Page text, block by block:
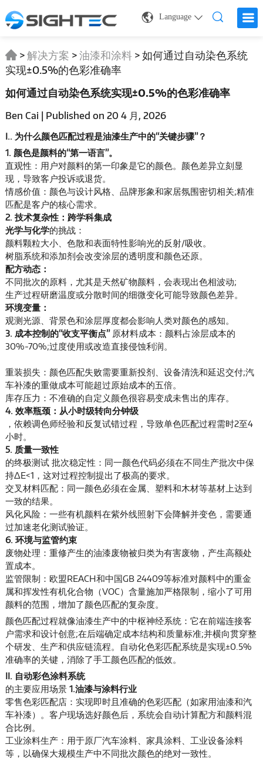
Language
>解决方案 >油漆和涂料>如何通过自动染色系统
实现±0.5%的色彩准确率
如何通过自动染色系统实现±0.5%的色彩准确率
Ben Cai | Published on 20 4 月, 2026
I.. 为什么颜色匹配过程是油漆生产中的“关键步骤”？
1. 颜色是颜料的“第一语言”。
直观性：用户对颜料的第一印象是它的颜色。颜色差异立刻显
现，导致客户投诉或退货。
情感价值：颜色与设计风格、品牌形象和家居氛围密切相关;精准
匹配是客户的核心需求。
2. 技术复杂性：跨学科集成
光学与化学的挑战：
颜料颗粒大小、色散和表面特性影响光的反射/吸收。
树脂系统和添加剂会改变涂层的透明度和颜色还原。
配方动态：
不同批次的原料，尤其是天然矿物颜料，会表现出色相波动;
生产过程研磨温度或分散时间的细微变化可能导致颜色差异。
环境变量：
观测光源、背景色和涂层厚度都会影响人类对颜色的感知。
3. 成本控制的“收支平衡点” 原材料成本：颜料占涂层成本的
30%-70%;过度使用或改造直接侵蚀利润。
重装损失：颜色匹配失败需要重新投剂、设备清洗和延迟交付;汽
车补漆的重做成本可能超过原始成本的五倍。
库存压力：不准确的自定义颜色很容易变成未售出的库存。
4. 效率瓶颈：从小时级转向分钟级
，依赖调色师经验和反复试错过程，导致单色匹配过程需时2至4
小时。
5. 质量一致性
的终极测试 批次稳定性：同一颜色代码必须在不同生产批次中保
持ΔE<1，这对过程控制提出了极高的要求。
交叉材料匹配：同一颜色必须在金属、塑料和木材等基材上达到
一致的结果。
风化风险：一些有机颜料在紫外线照射下会降解并变色，需要通
过加速老化测试验证。
6. 环境与监管约束
废物处理：重修产生的油漆废物被归类为有害废物，产生高额处
置成本。
监管限制：欧盟REACH和中国GB 24409等标准对颜料中的重金
属和挥发性有机化合物（VOC）含量施加严格限制，缩小了可用
颜料的范围，增加了颜色匹配的复杂度。
颜色匹配过程就像油漆生产中的中枢神经系统：它在前端连接客
户需求和设计创意;在后端确定成本结构和质量标准;并横向贯穿整
个研发、生产和供应链流程。自动化色彩匹配系统是实现±0.5%
准确率的关键，消除了手工颜色匹配的低效。
II. 自动彩色涂料系统
的主要应用场景 1.油漆与涂料行业
零售色彩匹配店：实现即时且准确的色彩匹配（如家用油漆和汽
车补漆）。客户现场选好颜色后，系统会自动计算配方和颜料混
合比例。
工业涂料生产：用于原厂汽车涂料、家具涂料、工业设备涂料
等，以确保大规模生产中不同批次颜色的绝对一致性。